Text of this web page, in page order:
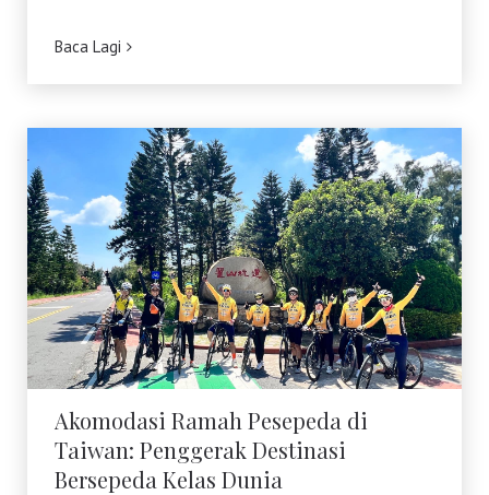
Baca Lagi
Akomodasi Ramah Pesepeda di
Taiwan: Penggerak Destinasi
Bersepeda Kelas Dunia
Akomodasi Ramah Pesepeda di
Taiwan: Penggerak Destinasi
Bersepeda Kelas Dunia